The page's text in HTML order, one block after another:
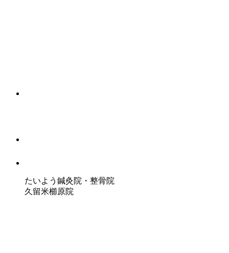
たいよう鍼灸院・整骨院
久留米櫛原院